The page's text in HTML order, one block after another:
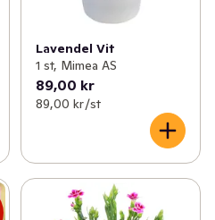
Lavendel Vit
1 st, Mimea AS
89,00 kr
89,00 kr /st